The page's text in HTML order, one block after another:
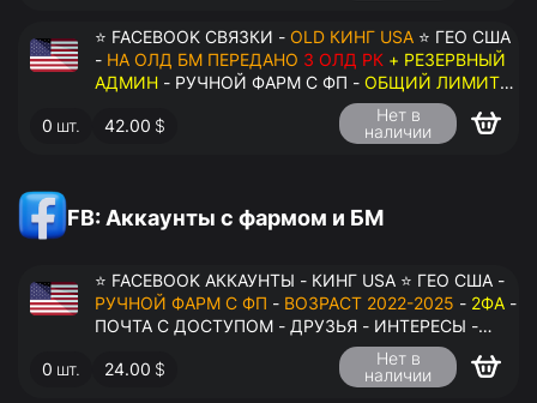
⭐ FACEBOOK СВЯЗКИ - OLD КИНГ USA ⭐ ГЕО США
- НА ОЛД БМ ПЕРЕДАНО 3 ОЛД РК + РЕЗЕРВНЫЙ
АДМИН - РУЧНОЙ ФАРМ С ФП - ОБЩИЙ ЛИМИТ
- ДОСТУП ОТ ВСЕХ АККАУНТОВ -
ПЕРЕДАЧА В АНТИДЕТЕКТ
0 шт. 42.00 $
Нет в
наличии
FB: Аккаунты с фармом и БМ
⭐ FACEBOOK АККАУНТЫ - КИНГ USA ⭐ ГЕО США -
РУЧНОЙ ФАРМ С ФП - ВОЗРАСТ 2022-2025 - 2ФА -
ПОЧТА С ДОСТУПОМ - ДРУЗЬЯ - ИНТЕРЕСЫ -
ЛАЙКИ - КОММЕНТАРИИ - ПЕРЕДАЧА В
АНТИДЕТЕКТ
0 шт. 24.00 $
Нет в
наличии